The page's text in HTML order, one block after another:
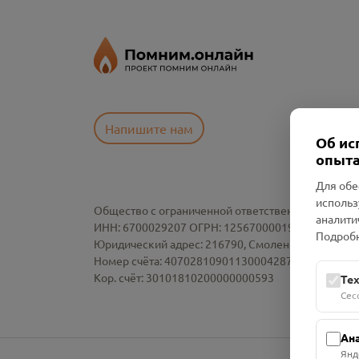
Напишите нам
Общество с ограниченной ответственностью
ИНН: 6700029207 ОГРН: 1256700001986
Юридический адрес: 216790, Смоленская
Номер счёта: 40702810901130004287 в АО
Кор. счёт: 30101810200000000593
Об
Для